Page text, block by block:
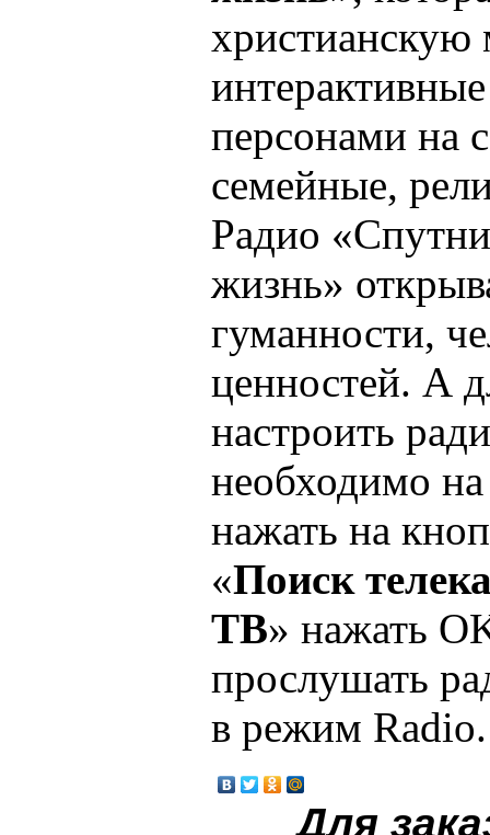
христианскую
персонами на
семейные,
Радио
жизнь»
гуманности,
ценностей. А
настроить
необходимо
нажать на
«Поиск
ТВ» нажать
прослушать
в режим Radio.
Для